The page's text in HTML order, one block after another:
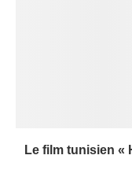
Le film tunisien «